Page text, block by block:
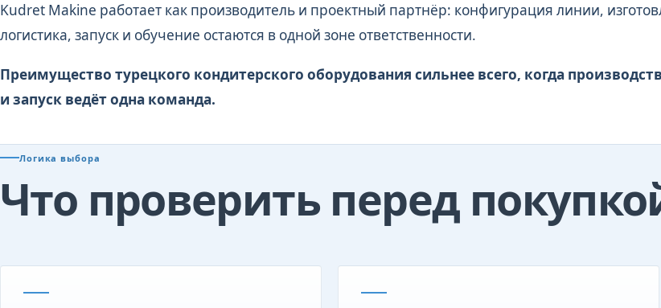
Kudret Makine работает как производитель и проектный партнёр: конфигурация линии,
логистика, запуск и обучение остаются в одной зоне ответственности.
Преимущество турецкого кондитерского оборудования сильнее всего, когда
и запуск ведёт одна команда.
Логика выбора
Что проверить перед